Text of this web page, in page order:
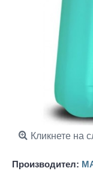
Кликнете на
Производител: